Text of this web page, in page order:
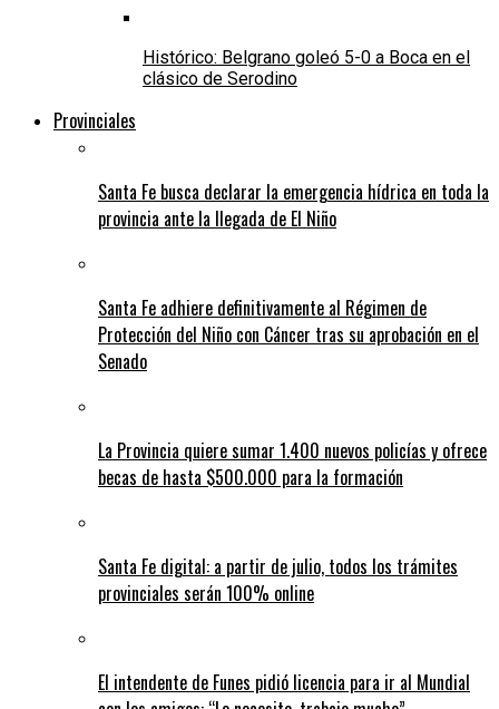
Histórico: Belgrano goleó 5-0 a Boca en el
clásico de Serodino
Provinciales
Santa Fe busca declarar la emergencia hídrica en toda la
provincia ante la llegada de El Niño
Santa Fe adhiere definitivamente al Régimen de
Protección del Niño con Cáncer tras su aprobación en el
Senado
La Provincia quiere sumar 1.400 nuevos policías y ofrece
becas de hasta $500.000 para la formación
Santa Fe digital: a partir de julio, todos los trámites
provinciales serán 100% online
El intendente de Funes pidió licencia para ir al Mundial